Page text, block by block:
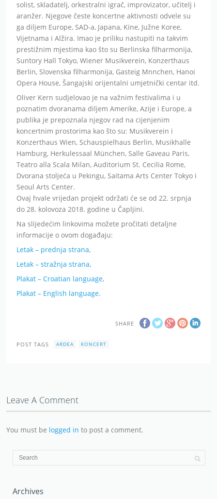
solist, skladatelj, orkestralni igrač, improvizator, učitelj i
aranžer. Njegove česte koncertne aktivnosti odvele su
ga diljem Europe, SAD-a, Japana, Kine, Južne Koree,
Vijetnama i Alžira. Imao je priliku nastupiti na takvim
prestižnim mjestima kao što su Berlinska filharmonija,
Suntory Hall Tokyo, Wiener Musikverein, Konzerthaus
Berlin, Slovenska filharmonija, Gasteig Mnnchen, Hanoi
Opera House, Šangajski orijentalni umjetnički centar itd.
Oliver Kern sudjelovao je na važnim festivalima i u
poznatim dvoranama diljem Amerike, Azije i Europe, a
publika je prepoznala njegov rad na cijenjenim
koncertnim prostorima kao što su: Musikverein i
Konzerthaus Wien, Schauspielhaus Berlin, Musikhalle
Hamburg, Herkulessaal München, Salle Gaveau Paris,
Teatro alla Scala Milan, Auditorium St. Cecilia Rome,
Dvorana stoljeća u Pekingu, Saitama Arts Center Tokyo i
Seoul Arts Center.
Ovaj hvale vrijedan projekt održati će se od 22. srpnja
do 28. kolovoza 2018. godine u Čapljini.
Na slijedećim linkovima možete pročitati detaljne
informacije o ovom događaju:
Letak – prednja strana,
Letak – stražnja strana,
Plakat – Croatian language,
Plakat – English language.
SHARE
POST TAGS ARDEA KONCERT
Leave A Comment
You must be logged in to post a comment.
Archives